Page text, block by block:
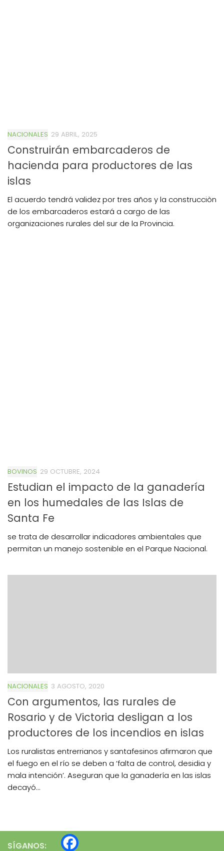
NACIONALES 29 ABRIL, 2025
Construirán embarcaderos de
hacienda para productores de las
islas
El acuerdo tendrá validez por tres años y la construcciòn
de los embarcaderos estará a cargo de las
organizaciones rurales del sur de la Provincia.
BOVINOS 29 OCTUBRE, 2024
Estudian el impacto de la ganadería
en los humedales de las Islas de
Santa Fe
se trata de desarrollar indicadores ambientales que
permitan un manejo sostenible en el Parque Nacional.
NACIONALES 3 AGOSTO, 2020
Con argumentos, las rurales de
Rosario y de Victoria desligan a los
productores de los incendios en islas
Los ruralistas entrerrianos y santafesinos afirmaron que
el fuego en el río se deben a ‘falta de control, desidia y
mala intención’. Aseguran que la ganadería en las islas
decayó...
SÍGANOS: